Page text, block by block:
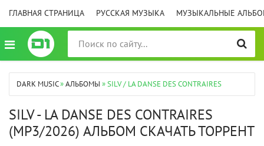
ГЛАВНАЯ СТРАНИЦА РУССКАЯ МУЗЫКА МУЗЫКАЛЬНЫЕ
DARK MUSIC»АЛЬБОМЫ » SILV / LA DANSE DES CONTRAIRES
SILV - LA DANSE DES CONTRAIRES
(MP3/2026) АЛЬБОМ СКАЧАТЬ ТОРРЕНТ